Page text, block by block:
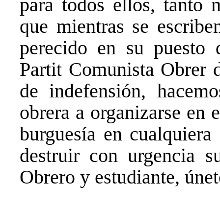
para todos ellos, tanto
que mientras se
perecido en su puesto
Partit Comunista Obrer
de indefensión,
obrera a organizarse en
burguesía en
destruir con urgencia
Obrero y estudiante,